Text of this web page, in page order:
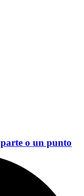
o un punto